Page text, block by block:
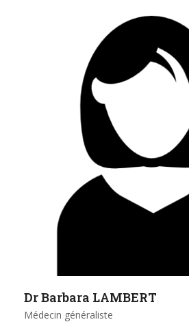
Dr Barbara LAMBERT
Médecin généraliste